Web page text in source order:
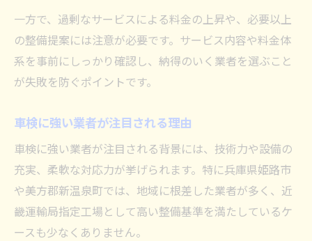
一方で、過剰なサービスによる料金の上昇や、必要以上
の整備提案には注意が必要です。サービス内容や料金体
系を事前にしっかり確認し、納得のいく業者を選ぶこと
が失敗を防ぐポイントです。
車検に強い業者が注目される理由
車検に強い業者が注目される背景には、技術力や設備の
充実、柔軟な対応力が挙げられます。特に兵庫県姫路市
や美方郡新温泉町では、地域に根差した業者が多く、近
畿運輸局指定工場として高い整備基準を満たしているケ
ースも少なくありません。